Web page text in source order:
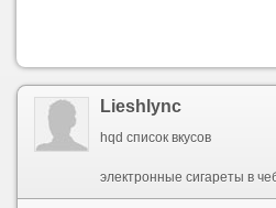
Lieshlync
hqd список вкусов
электронные сигареты в